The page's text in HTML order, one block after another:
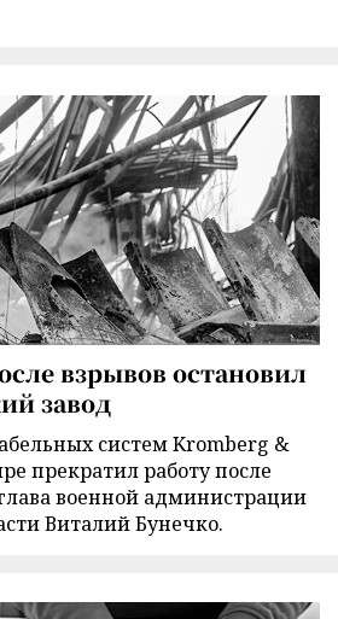
взрывов остановил
завод
систем Kromberg &
прекратил работу после
военной администрации
Виталий Бунечко.